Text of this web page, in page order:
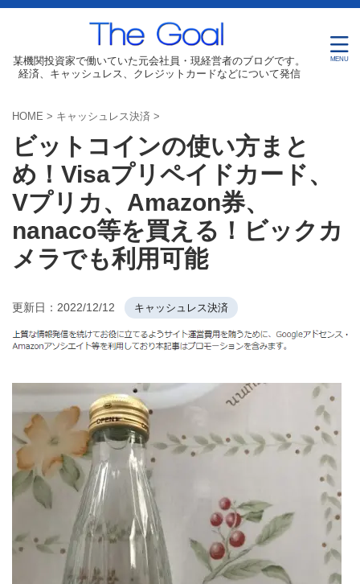
某機関投資家で働いていた元会社員・現経営者のブログです。
経済、キャッシュレス、クレジットカードなどについて発信
HOME > キャッシュレス決済 >
ビットコインの使い方まと
め！Visaプリペイドカード、
Vプリカ、Amazon券、
nanaco等を買える！ビックカ
メラでも利用可能
更新日： 2022/12/12 キャッシュレス決済